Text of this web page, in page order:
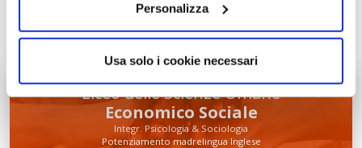
Personalizza
Usa solo i cookie necessari
INVIA COMMENTO
Liceo delle Scienze Umane
Economico Sociale
Integr. Psicologia & Sociologia
Potenziamento madrelingua Inglese